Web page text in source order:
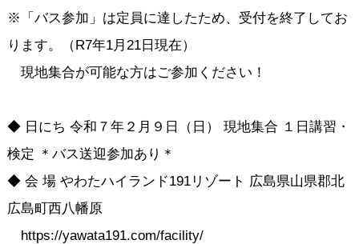
※「バス参加」は定員に達したため、受付を終了してお
ります。（R7年1月21日現在）
現地集合が可能な方はご参加ください！
◆ 日にち 令和７年２月９日（日） 現地集合 １日講習・
検定 ＊バス送迎参加あり＊
◆ 会 場 やわたハイランド191リゾート 広島県山県郡北
広島町西八幡原
https://yawata191.com/facility/